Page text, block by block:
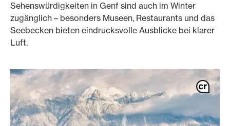
Sehenswürdigkeiten in Genf sind auch im Winter
zugänglich – besonders Museen, Restaurants und das
Seebecken bieten eindrucksvolle Ausblicke bei klarer
Luft.